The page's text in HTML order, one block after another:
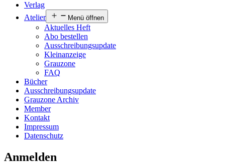
Verlag
Atelier
Menü öffnen
Aktuelles Heft
Abo bestellen
Ausschreibungsupdate
Kleinanzeige
Grauzone
FAQ
Bücher
Ausschreibungsupdate
Grauzone Archiv
Member
Kontakt
Impressum
Datenschutz
Anmelden